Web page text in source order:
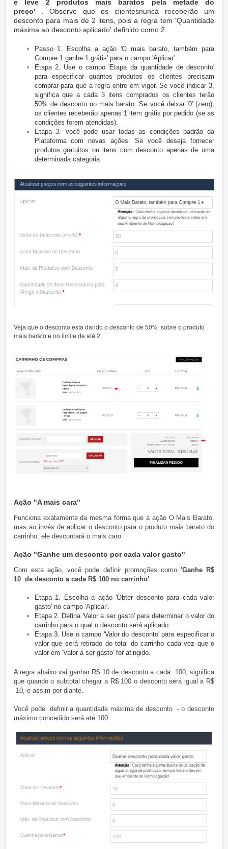
e leve 2 produtos mais baratos pela metade do
preço' . Observe que os clientesnunca receberão um
desconto para mais de 2 itens, pois a regra tem 'Quantidade
máxima ao desconto aplicado' definido como 2.
Passo 1. Escolha a ação 'O mais barato, também para
Compre 1 ganhe 1 grátis' para o campo 'Aplicar'.
Etapa 2. Use o campo 'Etapa da quantidade de desconto'
para especificar quantos produtos os clientes precisam
comprar para que a regra entre em vigor.Se você indicar 3,
significa que a cada 3 itens comprados os clientes terão
50% de desconto no mais barato.Se você deixar '0' (zero),
os clientes receberão apenas 1 item grátis por pedido (se as
condições forem atendidas).
Etapa 3. Você pode usar todas as condições padrão da
Plataforma com novas ações.Se você deseja fornecer
produtos gratuitos ou itens com desconto apenas de uma
determinada categoria
Veja que o desconto esta dando o desconto de 50% sobre o produto
mais barato e no limite de até 2
Ação "A mais cara"
Funciona exatamente da mesma forma que a ação O Mais Barato,
mas ao invés de aplicar o desconto para o produto mais barato do
carrinho, ele descontará o mais caro.
Ação "Ganhe um desconto por cada valor gasto"
Com esta ação, você pode definir promoções como 'Ganhe R$
10 de desconto a cada R$ 100 no carrinho'
Etapa 1. Escolha a ação 'Obter desconto para cada valor
gasto' no campo 'Aplicar'.
Etapa 2. Defina 'Valor a ser gasto' para determinar o valor do
carrinho para o qual o desconto será aplicado.
Etapa 3. Use o campo 'Valor do desconto' para especificar o
valor que será retirado do total do carrinho cada vez que o
valor em 'Valor a ser gasto' for atingido.
A regra abaixo vai ganhar R$ 10 de desconto a cada 100, significa
que quando o subtotal chegar a R$100 o desconto será igual a R$
10, e assim por diante.
Você pode definir a quantidade máxima de desconto - o desconto
máximo concedido será até 100